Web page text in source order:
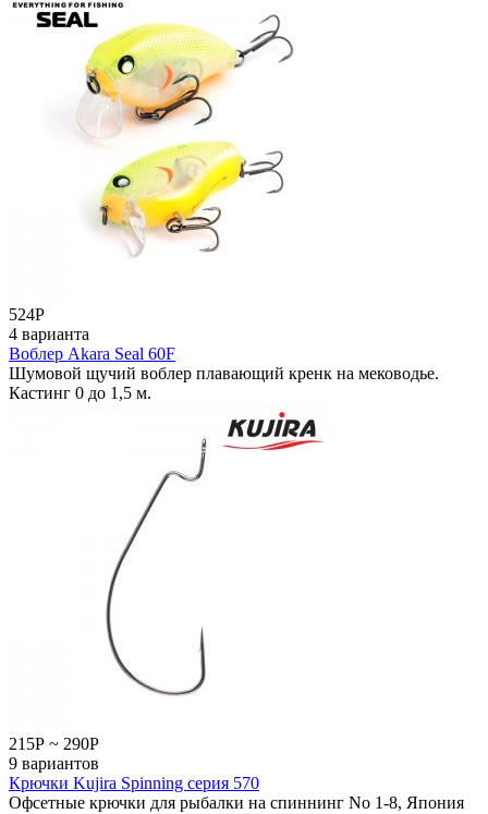
524Р
4 варианта
Воблер Akara Seal 60F
Шумовой щучий воблер плавающий кренк на меководье.
Кастинг 0 до 1,5 м.
215Р ~ 290Р
9 вариантов
Крючки Kujira Spinning серия 570
Офсетные крючки для рыбалки на спиннинг No 1-8, Япония